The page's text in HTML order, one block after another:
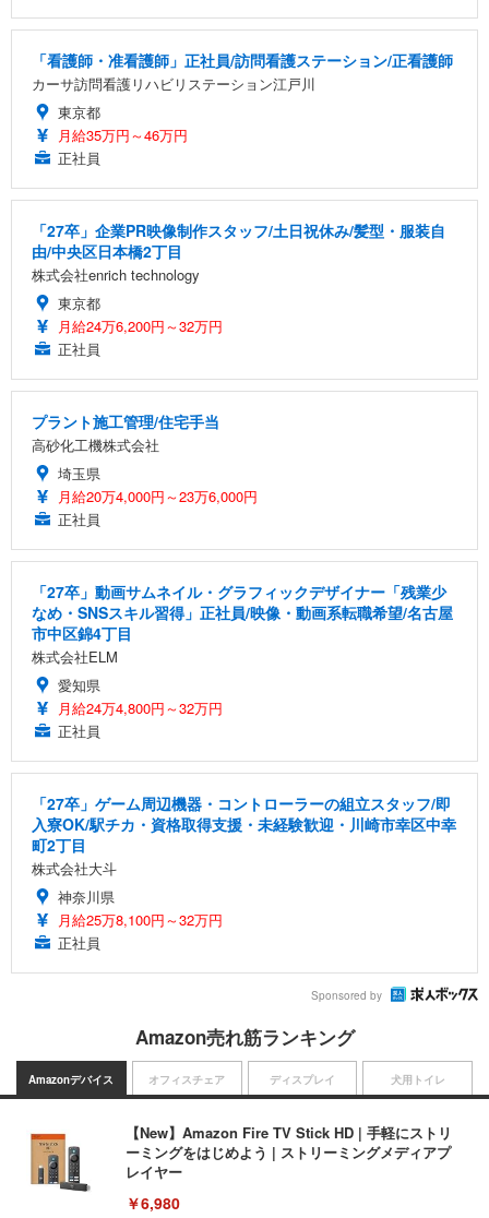
「看護師・准看護師」正社員/訪問看護ステーション/正看護師
カーサ訪問看護リハビリステーション江戸川
東京都
月給35万円～46万円
正社員
「27卒」企業PR映像制作スタッフ/土日祝休み/髪型・服装自
由/中央区日本橋2丁目
株式会社enrich technology
東京都
月給24万6,200円～32万円
正社員
プラント施工管理/住宅手当
高砂化工機株式会社
埼玉県
月給20万4,000円～23万6,000円
正社員
「27卒」動画サムネイル・グラフィックデザイナー「残業少
なめ・SNSスキル習得」正社員/映像・動画系転職希望/名古屋
市中区錦4丁目
株式会社ELM
愛知県
月給24万4,800円～32万円
正社員
「27卒」ゲーム周辺機器・コントローラーの組立スタッフ/即
入寮OK/駅チカ・資格取得支援・未経験歓迎・川崎市幸区中幸
町2丁目
株式会社大斗
神奈川県
月給25万8,100円～32万円
正社員
Sponsored by
Amazon売れ筋ランキング
Amazonデバイス
【New】Amazon Fire TV Stick HD | 手軽にストリ
ーミングをはじめよう | ストリーミングメディアプ
レイヤー
￥6,980
オフィスチェア ディスプレイ 犬用トイレ